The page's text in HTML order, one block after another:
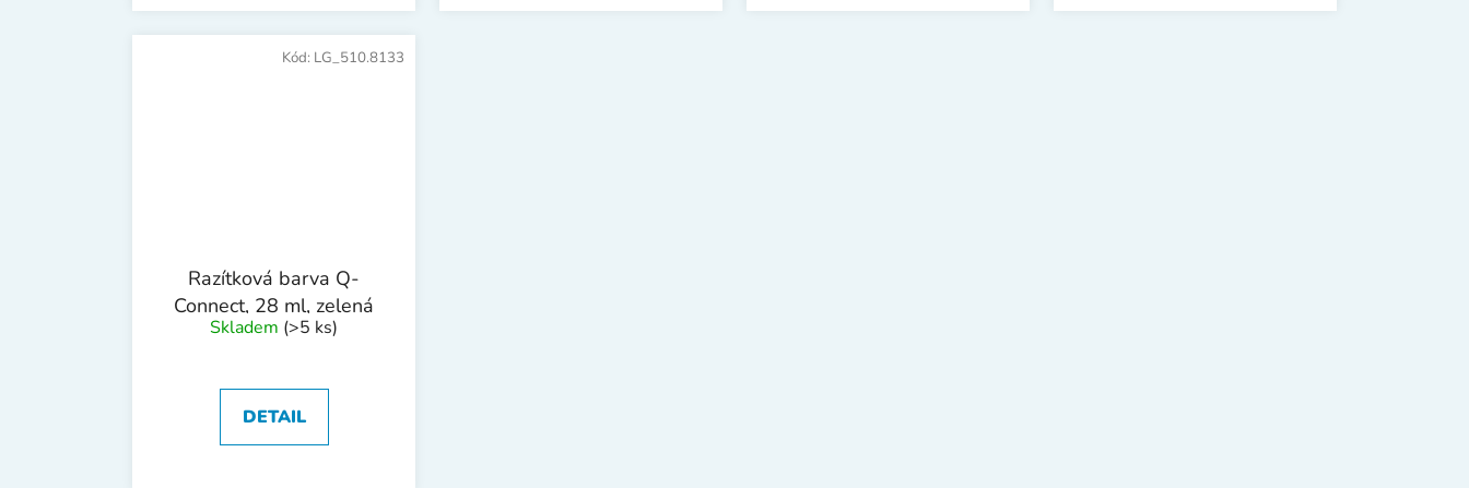
Razítková barva Q-
Connect, 28 ml, zelená
Skladem (>5 ks)
DETAIL
Kód: LG_510.8133